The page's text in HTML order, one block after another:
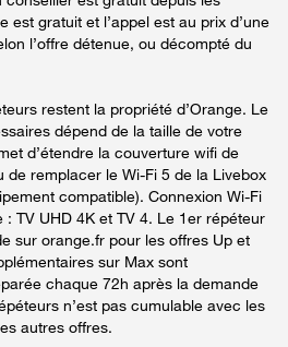
est gratuit et l’appel est au prix d’une
l’offre détenue, ou décompté du
restent la propriété d’Orange. Le
dépend de la taille de votre
d’étendre la couverture wifi de
de remplacer le Wi-Fi 5 de la Livebox
compatible). Connexion Wi-Fi
TV UHD 4K et TV 4. Le 1er répéteur
sur orange.fr pour les offres Up et
sur Max sont
chaque 72h après la demande
n’est pas cumulable avec les
autres offres.